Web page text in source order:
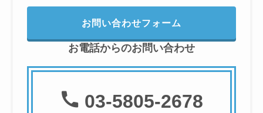
お問い合わせフォーム
お電話からのお問い合わせ
03-5805-2678